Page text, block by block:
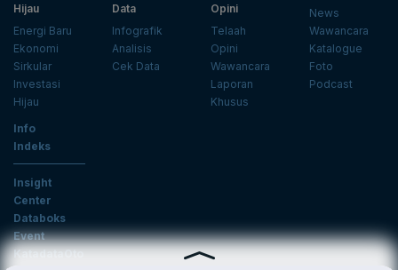
Hijau
Energi Baru
Ekonomi
Sirkular
Investasi
Hijau
Data
Infografik
Analisis
Cek Data
Opini
Telaah
Opini
Wawancara
Laporan
Khusus
News
Wawancara
Katalogue
Foto
Podcast
Info
Indeks
Insight
Center
Databoks
Event
KatadataOto